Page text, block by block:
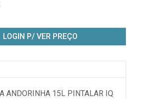
LOGIN P/ VER PREÇO
ANDORINHA 15L PINTALAR IQ